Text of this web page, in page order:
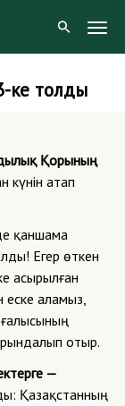
ке толды
Қорының
күнін атап
қаншама
Егер өткен
асырылған
аламыз,
отыр.
—
Қазақстанның